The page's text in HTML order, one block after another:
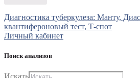
Навигация
по
Диагностика туберкулеза: Манту,
квантифероновый тест, Т-спот
Личный кабинет
Поиск анализов
Искать